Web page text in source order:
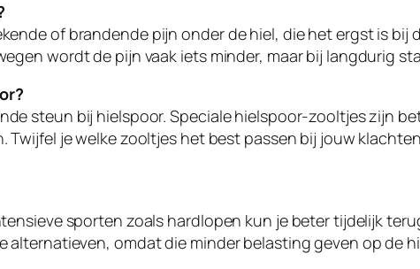
of brandende pijn onder de hiel, die het ergst is bij
wordt de pijn vaak iets minder, maar bij langdurig
steun bij hielspoor. Speciale hielspoor-zooltjes zijn
Twijfel je welke zooltjes het best passen bij jouw
sporten zoals hardlopen kun je beter tijdelijk
alternatieven, omdat die minder belasting geven op de